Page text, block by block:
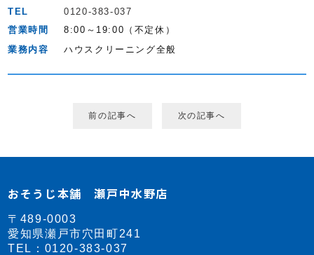
TEL
0120-383-037
営業時間
8:00～19:00（不定休）
業務内容
ハウスクリーニング全般
前の記事へ 次の記事へ
おそうじ本舗 瀬戸中水野店
〒489-0003
愛知県瀬戸市穴田町241
TEL： 0120-383-037